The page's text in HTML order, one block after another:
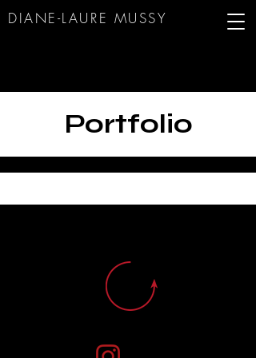
DIANE-LAURE MUSSY
Portfolio